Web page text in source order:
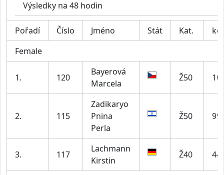
Výsledky na 48 hodin
Pořadí Číslo Jméno Stát Kat.
kol
Female
1. 120
Bayerová
Marcela
Ž50
2. 115
Zadikaryo
Pnina
Perla
Ž50 99
3. 117
Lachmann
Kirstin
Ž40 44